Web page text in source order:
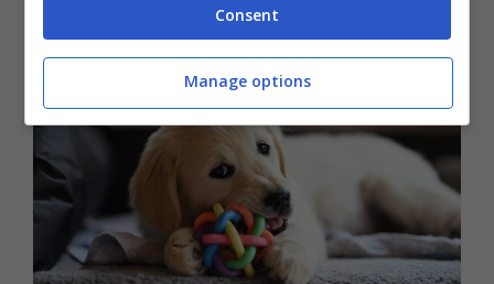
Consent
Manage options